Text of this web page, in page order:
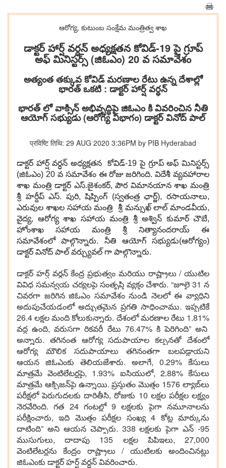
ఆరోగ్య, కుటుంబ సంక్షేమ‌ మంత్రిత్వ శాఖ
డాక్టర్ హార్ష్ వర్ధన్ అధ్యక్షతన కోవిడ్-19 పై గ్రూప్
అఫ్ మినిస్టర్స్ (జిఓఎం) 20 వ సమావేశం
అత్యంత తక్కువ కోవిడ్ మరణాల రేటు ఉన్న దేశాల్లో
భారత్ ఒకటి : డాక్టర్ హార్ష్ వర్ధన్
భారత్ లో వాక్సిన్ అభివృద్ధిపై జిఓఎం కి వివరించిన నీతి
ఆయోగ్ సభ్యుడు (ఆరోగ్య విభాగం) డాక్టర్ వినోద్ పాల్
प्रविष्टि तिथि: 29 AUG 2020 3:36PM by PIB Hyderabad
డాక్టర్ హార్ష్ వర్ధన్ అధ్యక్షతన కోవిడ్-19 పై గ్రూప్ అఫ్ మినిస్టర్స్
(జిఓఎం) 20 వ సమావేశం ఈ రోజు జరిగింది. విదేశీ వ్యవహారాల
శాఖ మంత్రి డాక్టర్ ఎస్.జైశంకర్, పౌర విమానయాన శాఖ మంత్రి
శ్రీ హర్దీప్ ఎస్. పురి, షిప్పింగ్ (స్వతంత్ర ఛార్జ్), రసాయనాలు,
ఎరువుల శాఖల సహాయ మంత్రి శ్రీ మన్సుఖ్ లాల్ మాండవీయ,
వైద్య, ఆరోగ్య శాఖ సహాయ మంత్రి శ్రీ అశ్విన్ కుమార్ చౌబే,
హోంశాఖ సహాయ మంత్రి శ్రీ నిత్యానందరాయ్ ఈ
సమావేశంలో పాల్గొన్నారు. నీతి ఆయోగ్ సభ్యుడు(ఆరోగ్యం)
డాక్టర్ వినోద్ పాల్ వర్చ్యువల్ గా పాల్గొన్నారు.
డాక్టర్ హర్ష్ వర్ధన్ కేంద్ర ప్రభుత్వం మరియు రాష్ట్రాలు / యుటిల
వివిధ సమన్వయ చర్యలపై సంతృప్తి వ్యక్తం చేశారు. “జూలై 31 న
చివరగా జరిగిన జిఓఎం సమావేశం నుండి నెలలో ఈ వ్యాధిని
అదుపుచేయడంలో అద్భుతమైన ప్రగతి సాధించాము. ఇప్పటికే
26.4 లక్షల మంది కోలుకున్నారు. దేశంలో మరణాల రేటు 1.81%
వద్ద ఉంది, వరుసగా రికవరీ రేటు 76.47% కి పెరిగింది” అని
అన్నారు. తగినంత ఆరోగ్య సదుపాయాల కల్పనతో దేశంలో
ఆరోగ్య మౌలిక సదుపాయాలు తగినంతగా బలపడ్డాయని
ఆయన జిఓఎంకు తెలియజేశారు. అలాగే, 0.29% కేసులు
మాత్రమే వెంటిలేటర్లపై, 1.93% ఐసియులో, 2.88% కేసులు
మాత్రమే ఆక్సిజన్‌పై ఉన్నాయి. ప్రస్తుతం మొత్తం 1576 ల్యాబ్‌లు
పరీక్షలో పెరుగుదలకు దారితీసి, రోజుకు 10 లక్షల పరీక్షల లక్ష్యం
నెరవేరింది. గత 24 గంటల్లో 9 లక్షలకు పైగా నమూనాలను
పరీక్షించారు, ఇది మొత్తం పరీక్షల సంఖ్య 4 కోట్ల మార్కును
దాటింది” అని ఆయన చెప్పారు. 338 లక్షలకు పైగా ఎన్ -95
ముసుగులు, దాదాపు 135 లక్షల పిపిఇలు, 27,000
వెంటిలేటర్లను కేంద్రం రాష్ట్రాలు / యుటిలకు అందించినట్లు
జిఓఎంకు డాక్టర్ హర్ష్ వర్ధన్ వివరించారు.